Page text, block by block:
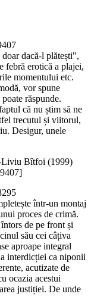
doar dacă-l plătești",
febră erotică a plajei,
momentului etc.
vor spune
răspunde.
că nu știm să ne
trecutul și viitorul,
Desigur, unele
Bîtfoi (1999)
într-un montaj
proces de crimă.
de pe front și
său cei câțiva
aproape integral
interdicției ca niponii
acutizate de
ocazia acestui
justiției. De unde